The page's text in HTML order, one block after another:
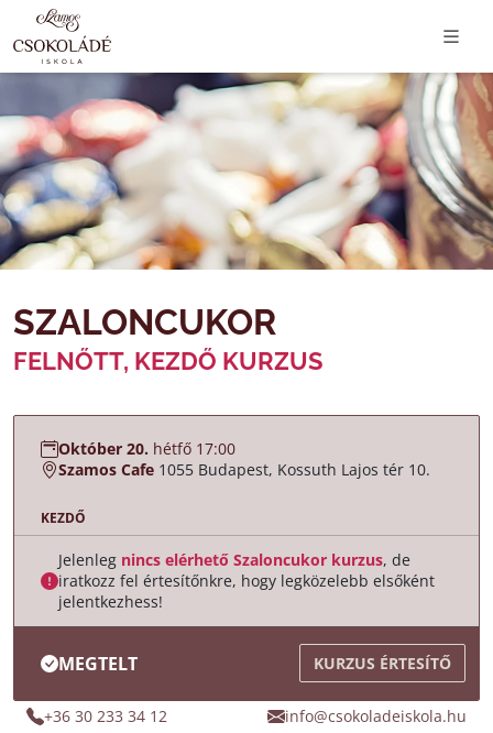
SZALONCUKOR
FELNŐTT, KEZDŐ KURZUS
Október 20. hétfő 17:00
Szamos Cafe 1055 Budapest, Kossuth Lajos tér 10.
KEZDŐ
Jelenleg nincs elérhető Szaloncukor kurzus, de
iratkozz fel értesítőnkre, hogy legközelebb elsőként
jelentkezhess!
MEGTELT KURZUS ÉRTESÍTŐ
+36 30 233 34 12 info@csokoladeiskola.hu